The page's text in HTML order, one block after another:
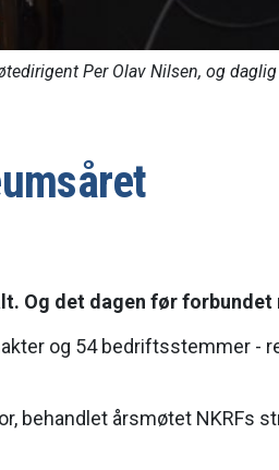
Per Olav Nilsen, og
Og det dagen før forbundet
og 54 bedriftsstemmer -
årsmøtet NKRFs